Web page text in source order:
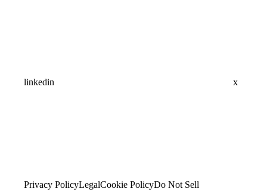
linkedin x
Privacy PolicyLegalCookie PolicyDo Not Sell